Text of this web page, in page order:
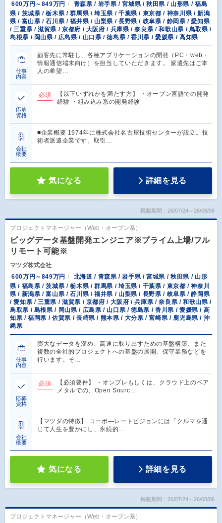
600万円～849万円
青森県 / 岩手県 / 宮城県 / 秋田県 / 山形県 / 福島
県 / 茨城県 / 栃木県 / 群馬県 / 埼玉県 / 千葉県 / 東京都 / 神奈川県 / 新潟
県 / 富山県 / 石川県 / 福井県 / 山梨県 / 長野県 / 岐阜県 / 静岡県 / 愛知県
/ 三重県 / 滋賀県 / 京都府 / 大阪府 / 兵庫県 / 奈良県 / 和歌山県 / 鳥取県 /
島根県 / 岡山県 / 広島県 / 山口県 / 徳島県 / 香川県 / 愛媛県 / 高知県
仕事
内容
顧客先に常駐し、各種アプリケーションの開発（PC・web・
情報通信端末向け）を担当していただきます。 派遣先はご本
人の希望…
応募
資格
必須
【以下いずれかを満たす方】 ・オープン言語での開発
経験 ・組み込み系の開発経験
会社
概要
■企業概要 1974年に株式会社名古屋技術センターが設立。技
術者派遣企業です。取引…
気になる 詳細を見る
掲載期間：26/07/24～26/08/06
プロジェクトマネージャー（Web・オープン系）
ビッグデータ基盤開発エンジニア※プライム上場/フル
リモート可能※
マツダ株式会社
600万円～849万円
北海道 / 青森県 / 岩手県 / 宮城県 / 秋田県 / 山形
県 / 福島県 / 茨城県 / 栃木県 / 群馬県 / 埼玉県 / 千葉県 / 東京都 / 神奈川
県 / 新潟県 / 富山県 / 石川県 / 福井県 / 山梨県 / 長野県 / 岐阜県 / 静岡県
/ 愛知県 / 三重県 / 滋賀県 / 京都府 / 大阪府 / 兵庫県 / 奈良県 / 和歌山県 /
鳥取県 / 島根県 / 岡山県 / 広島県 / 山口県 / 徳島県 / 香川県 / 愛媛県 / 高
知県 / 福岡県 / 佐賀県 / 長崎県 / 熊本県 / 大分県 / 宮崎県 / 鹿児島県 / 沖
縄県
仕事
内容
膨大なデータを溜め、高速に取り出すための基盤構築、また
複数の全社的プロジェクトへの基盤の展開、保守業務などを
行います。そ…
応募
資格
必須
【必須要件】 ・オンプレもしくは、クラウド上のベア
メタルでの、Open Sourc…
会社
概要
【マツダの特徴】 コーポ―レートビジョンには「クルマを通
じて人生を豊かにし、永続的…
気になる 詳細を見る
掲載期間：26/07/24～26/08/06
プロジェクトマネージャー（Web・オープン系）